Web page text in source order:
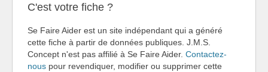
C'est votre fiche ?
Se Faire Aider est un site indépendant qui a généré
cette fiche à partir de données publiques. J.M.S.
Concept n'est pas affilié à Se Faire Aider. Contactez-
nous pour revendiquer, modifier ou supprimer cette